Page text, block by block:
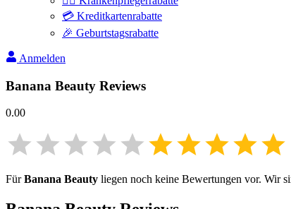
💳 Kreditkartenrabatte
🎉 Geburtstagsrabatte
Anmelden
Banana Beauty Reviews
0.00
FürBanana Beauty liegen noch keine Bewertungen vor. Wir